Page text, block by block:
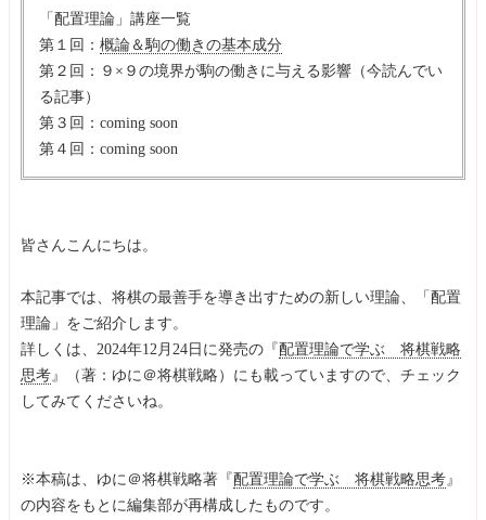
「配置理論」講座一覧
第１回：概論＆駒の働きの基本成分
第２回：９×９の境界が駒の働きに与える影響（今読んでい
る記事）
第３回：coming soon
第４回：coming soon
皆さんこんにちは。
本記事では、将棋の最善手を導き出すための新しい理論、「配置
理論」をご紹介します。
詳しくは、2024年12月24日に発売の『配置理論で学ぶ 将棋戦略
思考』（著：ゆに＠将棋戦略）にも載っていますので、チェック
してみてくださいね。
※本稿は、ゆに＠将棋戦略著『配置理論で学ぶ 将棋戦略思考』
の内容をもとに編集部が再構成したものです。